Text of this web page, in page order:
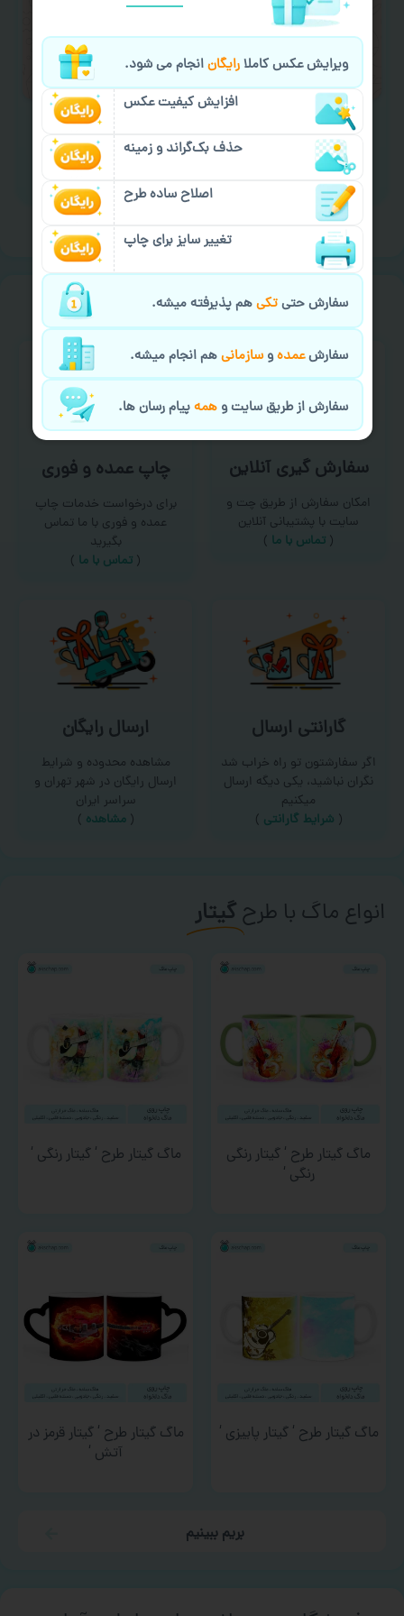
لازم را انجام دهید.
ایمیل جهت ثبت یا پیگیری سفارش:
aks4chap.com@gmail.com
خیالت راحت ازسفارش گیری
سفارش گیری آنلاین
امکان سفارش از طریق چت و
سایت با پشتیبانی آنلاین
( تماس با ما‌ )
چاپ عمده و فوری
برای درخواست خدمات چاپ
عمده و فوری با ما تماس
بگیرید
( تماس با ما )
گارانتی ارسال
اگر سفارشتون تو راه خراب شد
نگران نباشید، یکی دیگه ارسال
میکنیم
( شرایط گارانتی )
ارسال رایگان
مشاهده محدوده و شرایط
ارسال رایگان در شهر تهران و
سراسر ایران
(مشاهده )
انواع ماگ با طرحگیتار
ماگ گیتار طرح ‘ گیتار رنگی
رنگی ‘
ماگ گیتار طرح ‘ گیتار رنگی ‘
ماگ گیتار طرح ‘ گیتار پاییزی ‘
ماگ گیتار طرح ‘ گیتار قرمز در
آتش ‘
بریم ببینیم
ویرایش عکس کاملارایگانانجام می شود.
افزایش کیفیت عکس
حذف بک‌گراند و زمینه
اصلاح ساده طرح
تغییر سایز برای چاپ
سفارش حتیتکیهم پذیرفته میشه.
سفارشعمدهوسازمانیهم انجام میشه.
سفارش از طریق سایت وهمهپیام رسان ها.